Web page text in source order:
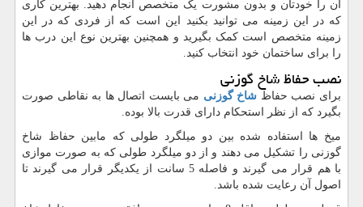
آن را خودتان و بدون مشورت یک متخصص انجام دهید. بهترین کاری
که در این زمینه می توانید بکنید این است که از فردی که در این
زمینه متخصص است کمک بگیرید و همچنین بهترین نوع این درب ها
را برای ساختمان خود انتخاب کنید.
نصب حفاظ شاخ گوزنی
برای نصب حفاظ شاخ گوزنی می بایست اتصال ها به نقاطی صورت
بگیرد که از نظر استحکام دارای قدرت بالا بوده.
میخ ها استفاده شده بین دو میلگرد طولی که مابین حفاظ شاخ
گوزنی را تشکیل می دهند و از دو میلگرد طولی که به صورت موازی
با هم قرار می گیرند و فاصله 5 سانت از یکدیگر قرار می گیرند تا
اصول آن رعایت شده باشد.